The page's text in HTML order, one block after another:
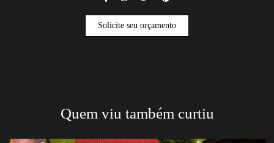
Solicite seu orçamento
Quem viu também curtiu